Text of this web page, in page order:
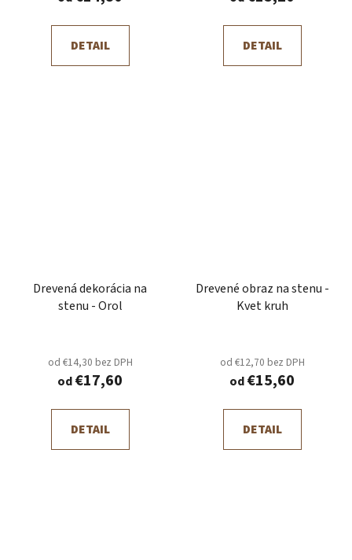
DETAIL DETAIL
Drevená dekorácia na
stenu - Orol
od €14,30 bez DPH
od€17,60
DETAIL
Drevené obraz na stenu -
Kvet kruh
od €12,70 bez DPH
od€15,60
DETAIL